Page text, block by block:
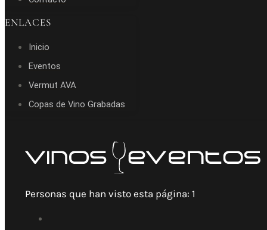
ENLACES
Inicio
Eventos
Vermut AVA
Copas de Vino Grabadas
Personas que han visto esta página: 1